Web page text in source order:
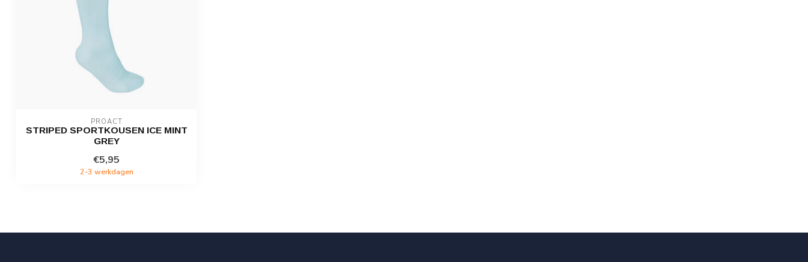
PROACT
STRIPED SPORTKOUSEN ICE MINT
GREY
€5,95
2-3 werkdagen